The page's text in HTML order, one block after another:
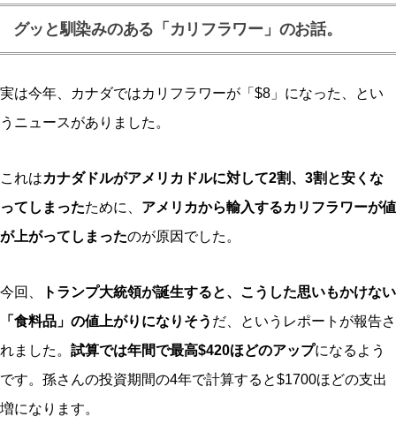
グッと馴染みのある「カリフラワー」のお話。
実は今年、カナダではカリフラワーが「$8」になった、とい
うニュースがありました。
これはカナダドルがアメリカドルに対して2割、3割と安くな
ってしまったために、 アメリカから輸入するカリフラワーが値
が上がってしまったのが原因でした。
今回、
トランプ大統領が誕生すると、こうした思いもかけない
「食料品」の値上がりになりそう だ、というレポートが報告さ
れました。 試算では年間で最高$420ほどのアップになるよう
です。孫さんの投資期間の4年で計算すると$1700ほどの支出
増になります。